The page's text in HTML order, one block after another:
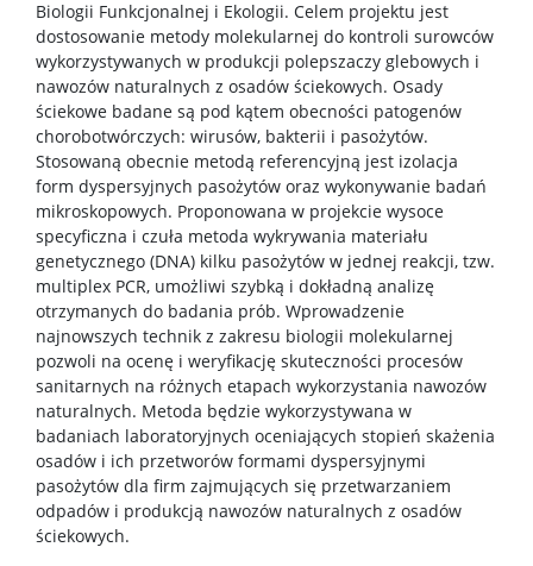
USŁUGI
Jednostki usługowe
Spółki spin-off
KONTAKT
Biologii Funkcjonalnej i Ekologii. Celem projektu jest
dostosowanie metody molekularnej do kontroli surowców
wykorzystywanych w produkcji polepszaczy glebowych i
nawozów naturalnych z osadów ściekowych. Osady
ściekowe badane są pod kątem obecności patogenów
chorobotwórczych: wirusów, bakterii i pasożytów.
Stosowaną obecnie metodą referencyjną jest izolacja
form dyspersyjnych pasożytów oraz wykonywanie badań
mikroskopowych. Proponowana w projekcie wysoce
specyficzna i czuła metoda wykrywania materiału
genetycznego (DNA) kilku pasożytów w jednej reakcji, tzw.
multiplex PCR, umożliwi szybką i dokładną analizę
otrzymanych do badania prób. Wprowadzenie
najnowszych technik z zakresu biologii molekularnej
pozwoli na ocenę i weryfikację skuteczności procesów
sanitarnych na różnych etapach wykorzystania nawozów
naturalnych. Metoda będzie wykorzystywana w
badaniach laboratoryjnych oceniających stopień skażenia
osadów i ich przetworów formami dyspersyjnymi
pasożytów dla firm zajmujących się przetwarzaniem
odpadów i produkcją nawozów naturalnych z osadów
ściekowych.